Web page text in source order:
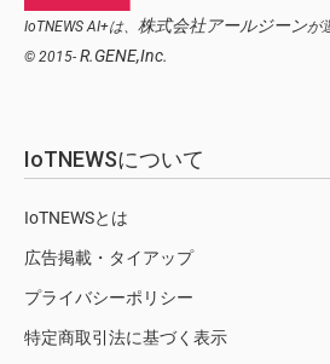
IoTNEWS AI+は、 株式会社アールジーンが
© 2015- R.GENE,Inc.
IoTNEWSについて
IoTNEWSとは
広告掲載・タイアップ
プライバシーポリシー
特定商取引法に基づく表示